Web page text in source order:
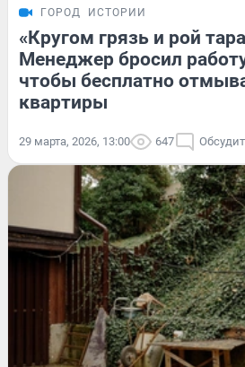
ГОРОД ИСТОРИИ
«Кругом грязь и рой
Менеджер бросил
чтобы бесплатно
квартиры
29 марта, 2026, 13:00 647